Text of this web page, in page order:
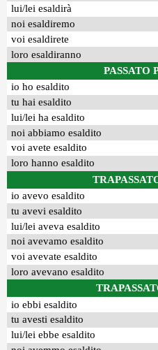
lui/lei esaldirà
noi esaldiremo
voi esaldirete
loro esaldiranno
PASSATO
io ho esaldito
tu hai esaldito
lui/lei ha esaldito
noi abbiamo esaldito
voi avete esaldito
loro hanno esaldito
io avevo esaldito
tu avevi esaldito
lui/lei aveva esaldito
noi avevamo esaldito
voi avevate esaldito
loro avevano esaldito
io ebbi esaldito
tu avesti esaldito
lui/lei ebbe esaldito